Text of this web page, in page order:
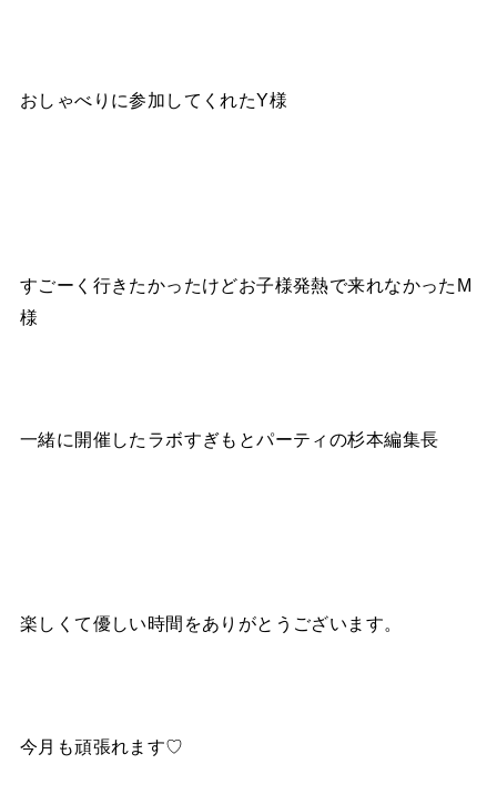
おしゃべりに参加してくれたY様
すごーく行きたかったけどお子様発熱で来れなかったM
様
一緒に開催したラボすぎもとパーティの杉本編集長
楽しくて優しい時間をありがとうございます。
今月も頑張れます♡